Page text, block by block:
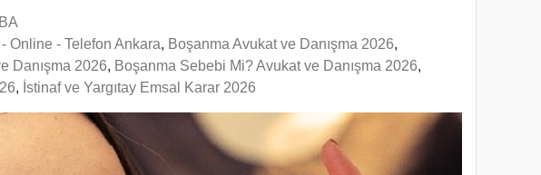
Online - Telefon Ankara, Boşanma Avukat ve Danışma 2026,
Danışma 2026, Boşanma Sebebi Mi? Avukat ve Danışma 2026,
, İstinaf ve Yargıtay Emsal Karar 2026